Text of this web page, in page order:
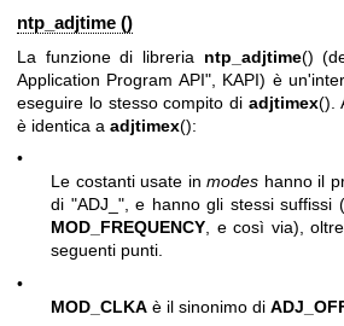
ntp_adjtime ()
La funzione di libreria ntp_adjtime()
Application Program API", KAPI) è
eseguire lo stesso compito di adjtimex().
è identica a adjtimex():
•
Le costanti usate in modes hanno il
di "ADJ_", e hanno gli stessi suffissi
MOD_FREQUENCY , e così via),
seguenti punti.
•
MOD_CLKA è il sinonimo di